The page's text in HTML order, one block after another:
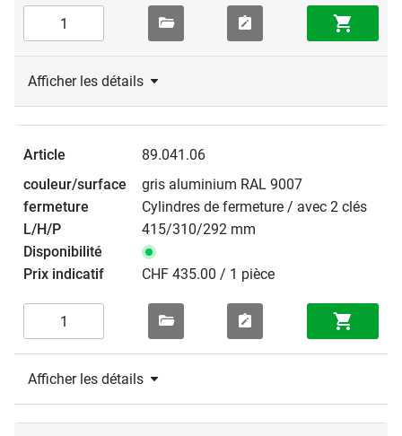
Afficher les détails
89.041.06
gris aluminium RAL 9007
Cylindres de fermeture / avec 2 clés
415/310/292 mm
CHF 435.00 / 1 pièce
Afficher les détails